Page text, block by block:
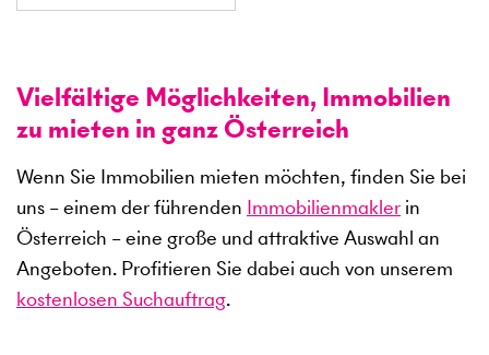
Vielfältige Möglichkeiten, Immobilien
zu mieten in ganz Österreich
Wenn Sie Immobilien mieten möchten, finden Sie bei
uns – einem der führenden Immobilienmakler in
Österreich – eine große und attraktive Auswahl an
Angeboten. Profitieren Sie dabei auch von unserem
kostenlosen Suchauftrag.